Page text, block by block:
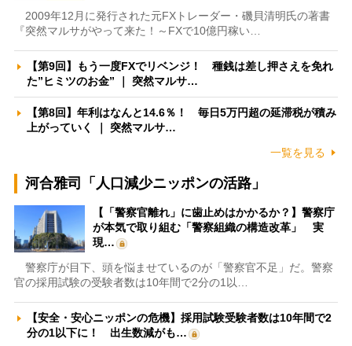
2009年12月に発行された元FXトレーダー・磯貝清明氏の著書
『突然マルサがやって来た！～FXで10億円稼い…
【第9回】もう一度FXでリベンジ！ 種銭は差し押さえを免れ
た”ヒミツのお金” ｜ 突然マルサ…
【第8回】年利はなんと14.6％！ 毎日5万円超の延滞税が積み
上がっていく ｜ 突然マルサ…
一覧を見る
河合雅司「人口減少ニッポンの活路」
【「警察官離れ」に歯止めはかかるか？】警察庁
が本気で取り組む「警察組織の構造改革」 実
現…
警察庁が目下、頭を悩ませているのが「警察官不足」だ。警察
官の採用試験の受験者数は10年間で2分の1以…
【安全・安心ニッポンの危機】採用試験受験者数は10年間で2
分の1以下に！ 出生数減がも…